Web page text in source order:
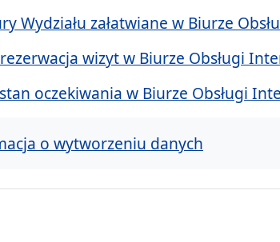
Wydziału załatwiane w Biurze
wizyt w Biurze Obsługi
oczekiwania w Biurze Obsługi
o wytworzeniu danych